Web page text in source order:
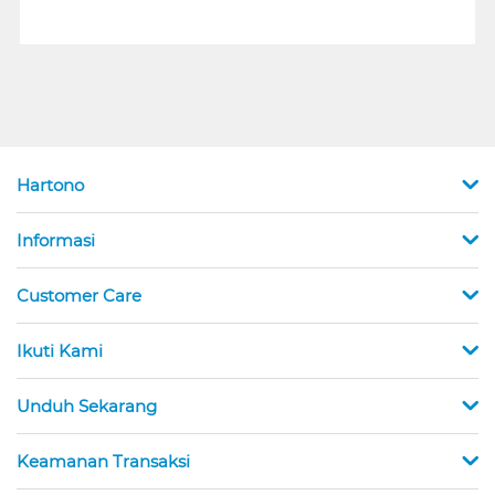
Hartono
Informasi
Customer Care
Ikuti Kami
Unduh Sekarang
Keamanan Transaksi